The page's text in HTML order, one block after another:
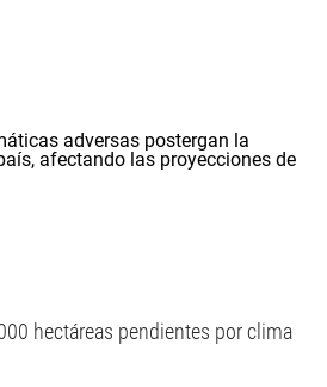
hectáreas pendientes por clima